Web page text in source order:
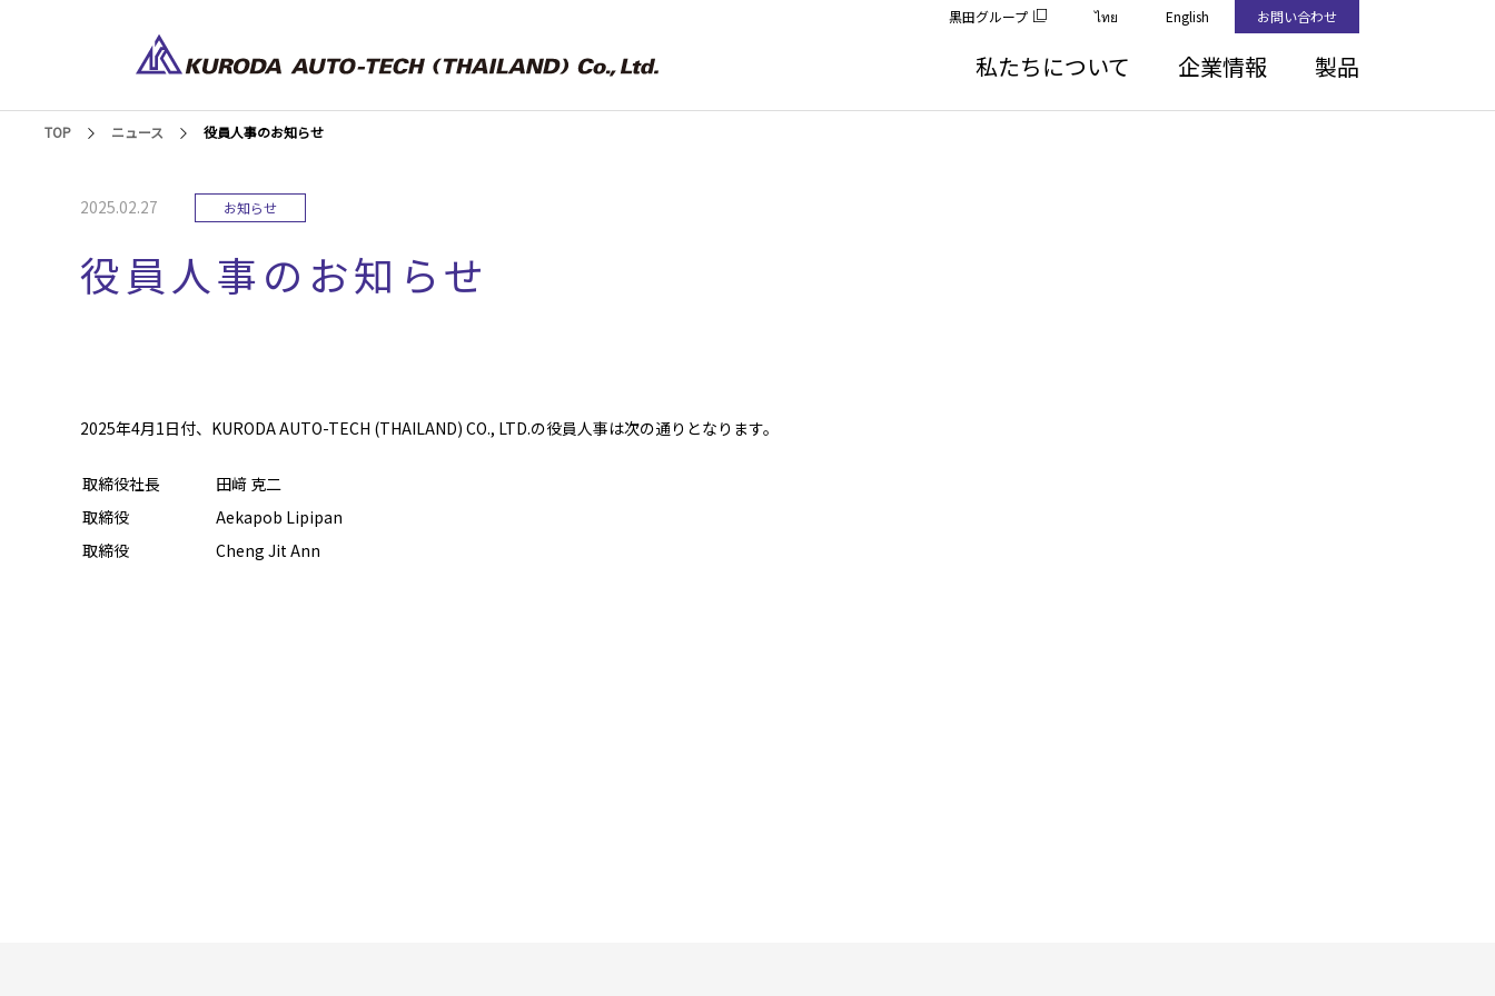
私たちについて 企業情報 製品
黒田グループ ไทย English お問い合わせ
TOP ニュース 役員人事のお知らせ
2025.02.27 お知らせ
役員人事のお知らせ
2025年4月1日付、KURODA AUTO-TECH (THAILAND) CO., LTD.の役員人事は次の通りとなります。
取締役社長
田﨑 克二
取締役
Aekapob Lipipan
取締役
Cheng Jit Ann